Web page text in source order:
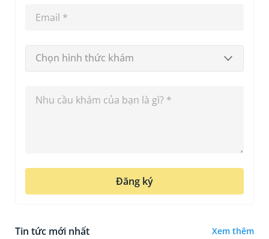
Chọn hình thức khám
Đăng ký
Tin tức mới nhất Xem thêm